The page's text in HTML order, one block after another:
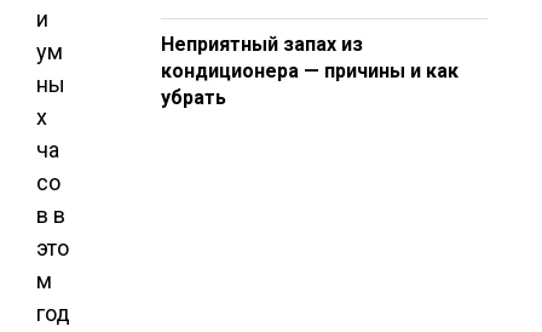
и
ум
ны
х
ча
со
в в
это
м
год
Неприятный запах из
кондиционера — причины и как
убрать